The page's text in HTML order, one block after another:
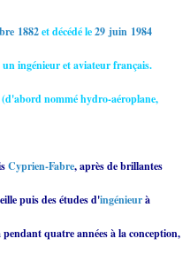
1882et décédé le29 juin 1984
un ingénieur et aviateur français.
(d'abord nommé hydro-aéroplane,
Cyprien-Fabre, après de brillantes
puis des études d'ingénieurà
quatre années à la conception,